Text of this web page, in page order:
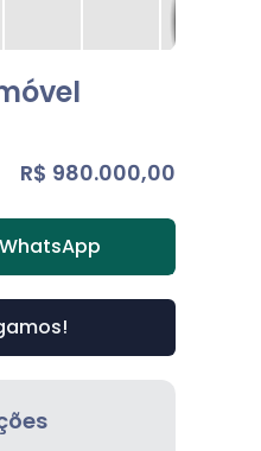
R$ 980.000,00
WhatsApp